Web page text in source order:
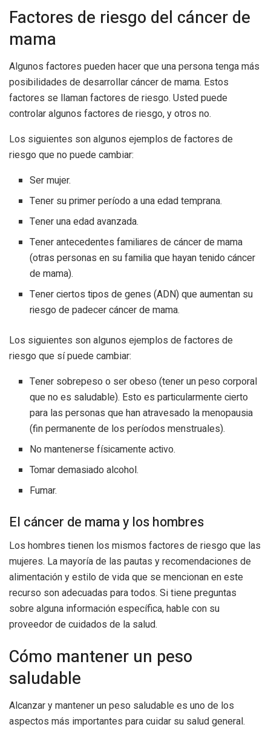
Factores de riesgo del cáncer de
mama
Algunos factores pueden hacer que una persona tenga más
posibilidades de desarrollar cáncer de mama. Estos
factores se llaman factores de riesgo. Usted puede
controlar algunos factores de riesgo, y otros no.
Los siguientes son algunos ejemplos de factores de
riesgo que no puede cambiar:
Ser mujer.
Tener su primer período a una edad temprana.
Tener una edad avanzada.
Tener antecedentes familiares de cáncer de mama
(otras personas en su familia que hayan tenido cáncer
de mama).
Tener ciertos tipos de genes (ADN) que aumentan su
riesgo de padecer cáncer de mama.
Los siguientes son algunos ejemplos de factores de
riesgo que sí puede cambiar:
Tener sobrepeso o ser obeso (tener un peso corporal
que no es saludable). Esto es particularmente cierto
para las personas que han atravesado la menopausia
(fin permanente de los períodos menstruales).
No mantenerse físicamente activo.
Tomar demasiado alcohol.
Fumar.
El cáncer de mama y los hombres
Los hombres tienen los mismos factores de riesgo que las
mujeres. La mayoría de las pautas y recomendaciones de
alimentación y estilo de vida que se mencionan en este
recurso son adecuadas para todos. Si tiene preguntas
sobre alguna información específica, hable con su
proveedor de cuidados de la salud.
Cómo mantener un peso
saludable
Alcanzar y mantener un peso saludable es uno de los
aspectos más importantes para cuidar su salud general.